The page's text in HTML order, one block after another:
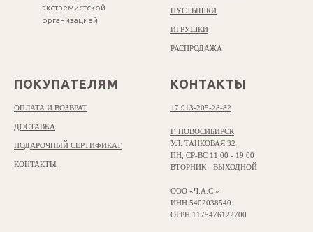
экстремистской
организацией
ПУСТЫШКИ
ИГРУШКИ
РАСПРОДАЖА
ПОКУПАТЕЛЯМ
ОПЛАТА И ВОЗВРАТ
ДОСТАВКА
ПОДАРОЧНЫЙ СЕРТИФИКАТ
КОНТАКТЫ
КОНТАКТЫ
+7 913-205-28-82
Г. НОВОСИБИРСК
УЛ. ТАНКОВАЯ 32
ПН, СР-ВС 11:00 - 19:00
ВТОРНИК - ВЫХОДНОЙ
ООО «Ч.А.С.»
ИНН 5402038540
ОГРН 1175476122700